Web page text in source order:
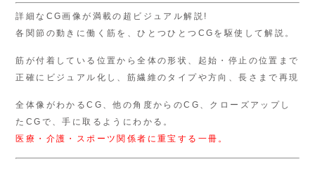
詳細なCG画像が満載の超ビジュアル解説!
各関節の動きに働く筋を、ひとつひとつCGを駆使して解説。
筋が付着している位置から全体の形状、起始・停止の位置まで
正確にビジュアル化し、筋繊維のタイプや方向、長さまで再現
全体像がわかるCG、他の角度からのCG、クローズアップし
たCGで、手に取るようにわかる。
医療・介護・スポーツ関係者に重宝する一冊。